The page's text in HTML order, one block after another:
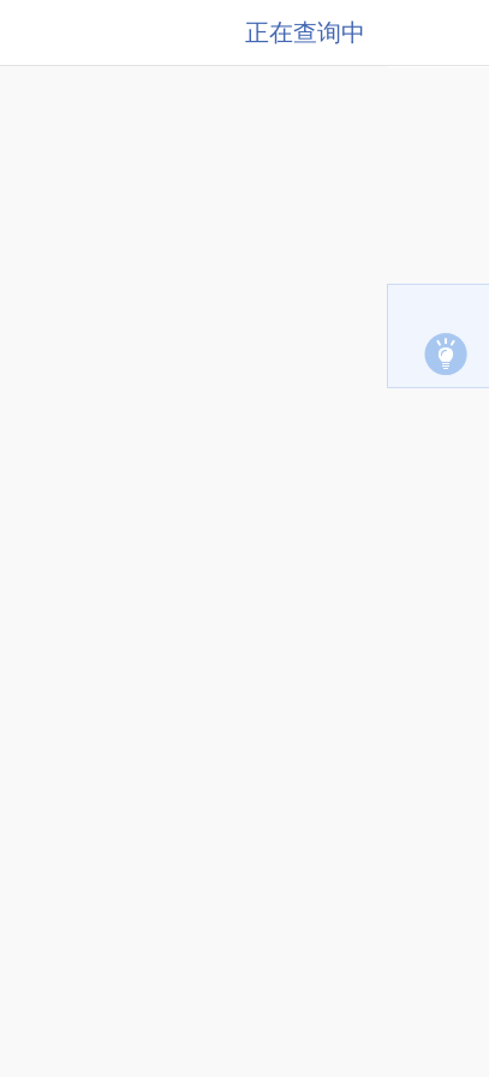
正在查询中